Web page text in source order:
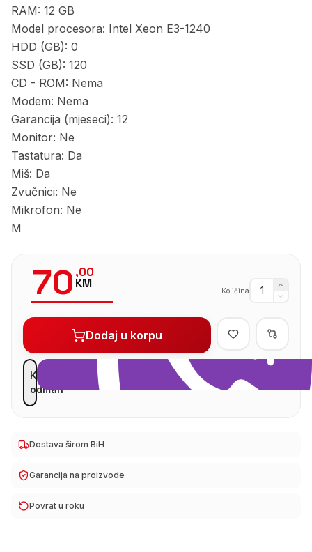
RAM: 12 GB
Model procesora: Intel Xeon E3-1240
HDD (GB): 0
SSD (GB): 120
CD - ROM: Nema
Modem: Nema
Garancija (mjeseci): 12
Monitor: Ne
Tastatura: Da
Miš: Da
Zvučnici: Ne
Mikrofon: Ne
M
70,00
KM Količina
Dodaj u korpu
Kupi
odmah
Dostava širom BiH
Garancija na proizvode
Povrat u roku